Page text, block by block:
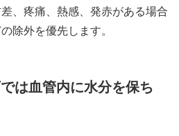
、疼痛、熱感、発赤がある場合
除外を優先します。
は血管内に水分を保ち